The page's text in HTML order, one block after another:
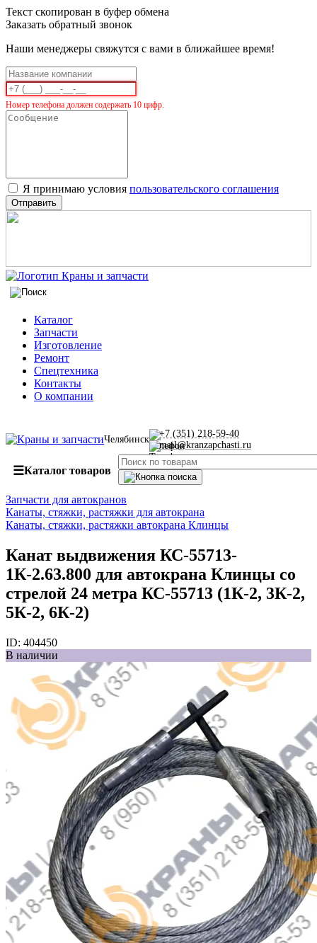
Текст скопирован в буфер обмена
Заказать обратный звонок
Наши менеджеры свяжутся с вами в ближайшее время!
Номер телефона должен содержать 10 цифр.
Я принимаю условия пользовательского соглашения
Отправить
Каталог
Запчасти
Изготовление
Ремонт
Спецтехника
Контакты
О компании
Челябинск
+7 (351) 218-59-40
mail@kranzapchasti.ru
☰Каталог товаров
Запчасти для автокранов
Канаты, стяжки, растяжки для автокрана
Канаты, стяжки, растяжки автокрана Клинцы
Канат выдвижения КС-55713-
1К-2.63.800 для автокрана Клинцы со
стрелой 24 метра КС-55713 (1К-2, 3К-2,
5К-2, 6К-2)
ID: 404450
В наличии